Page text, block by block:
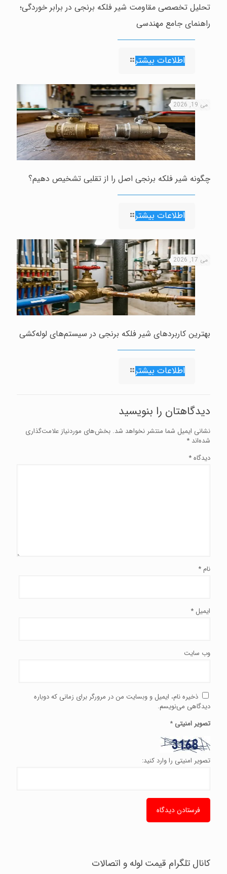
تحلیل تخصصی مقاومت شیر فلکه برنجی در برابر خوردگی؛
راهنمای جامع مهندسی
اطلاعات بیشتر
می 19, 2026
چگونه شیر فلکه برنجی اصل را از تقلبی تشخیص دهیم؟
اطلاعات بیشتر
می 17, 2026
بهترین کاربردهای شیر فلکه برنجی در سیستم‌های لوله‌کشی
اطلاعات بیشتر
دیدگاهتان را بنویسید
نشانی ایمیل شما منتشر نخواهد شد. بخش‌های موردنیاز علامت‌گذاری
شده‌اند *
دیدگاه*
نام *
ایمیل *
وب‌ سایت
ذخیره نام، ایمیل و وبسایت من در مرورگر برای زمانی که دوباره
دیدگاهی می‌نویسم.
تصویر امنیتی *
تصویر امنیتی را وارد کنید:
کانال تلگرام قیمت لوله و اتصالات